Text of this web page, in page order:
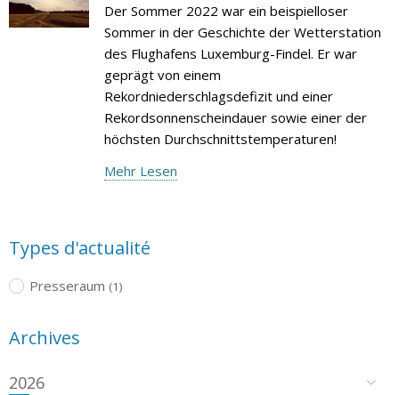
Der Sommer 2022 war ein beispielloser
Sommer in der Geschichte der Wetterstation
des Flughafens Luxemburg-Findel. Er war
geprägt von einem
Rekordniederschlagsdefizit und einer
Rekordsonnenscheindauer sowie einer der
höchsten Durchschnittstemperaturen!
Mehr Lesen
Types d'actualité
Presseraum (1)
Archives
2026